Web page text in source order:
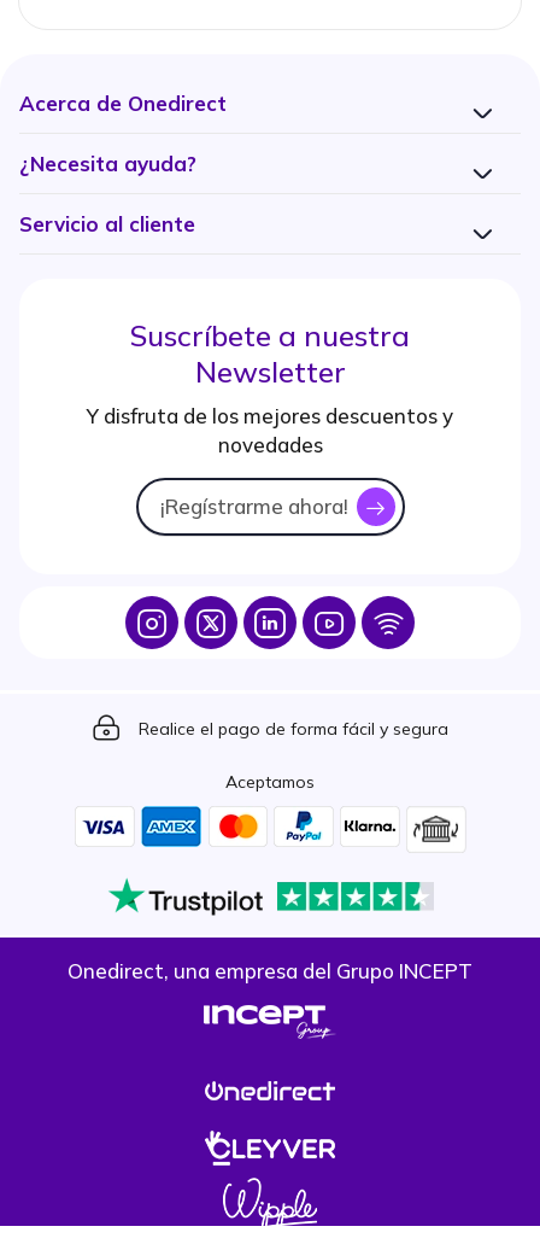
Acerca de Onedirect
¿Necesita ayuda?
Servicio al cliente
Suscríbete a nuestra
Newsletter
Y disfruta de los mejores descuentos y
novedades
¡Regístrarme ahora! icon
Icon IconIcon Icon Icon
Icon
Realice el pago de forma fácil y segura
Aceptamos
Onedirect, una empresa del Grupo INCEPT